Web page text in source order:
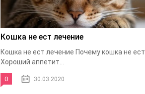
Кошка не ест лечение
Кошка не ест лечение Почему кошка не ест
Хороший аппетит...
0 30.03.2020